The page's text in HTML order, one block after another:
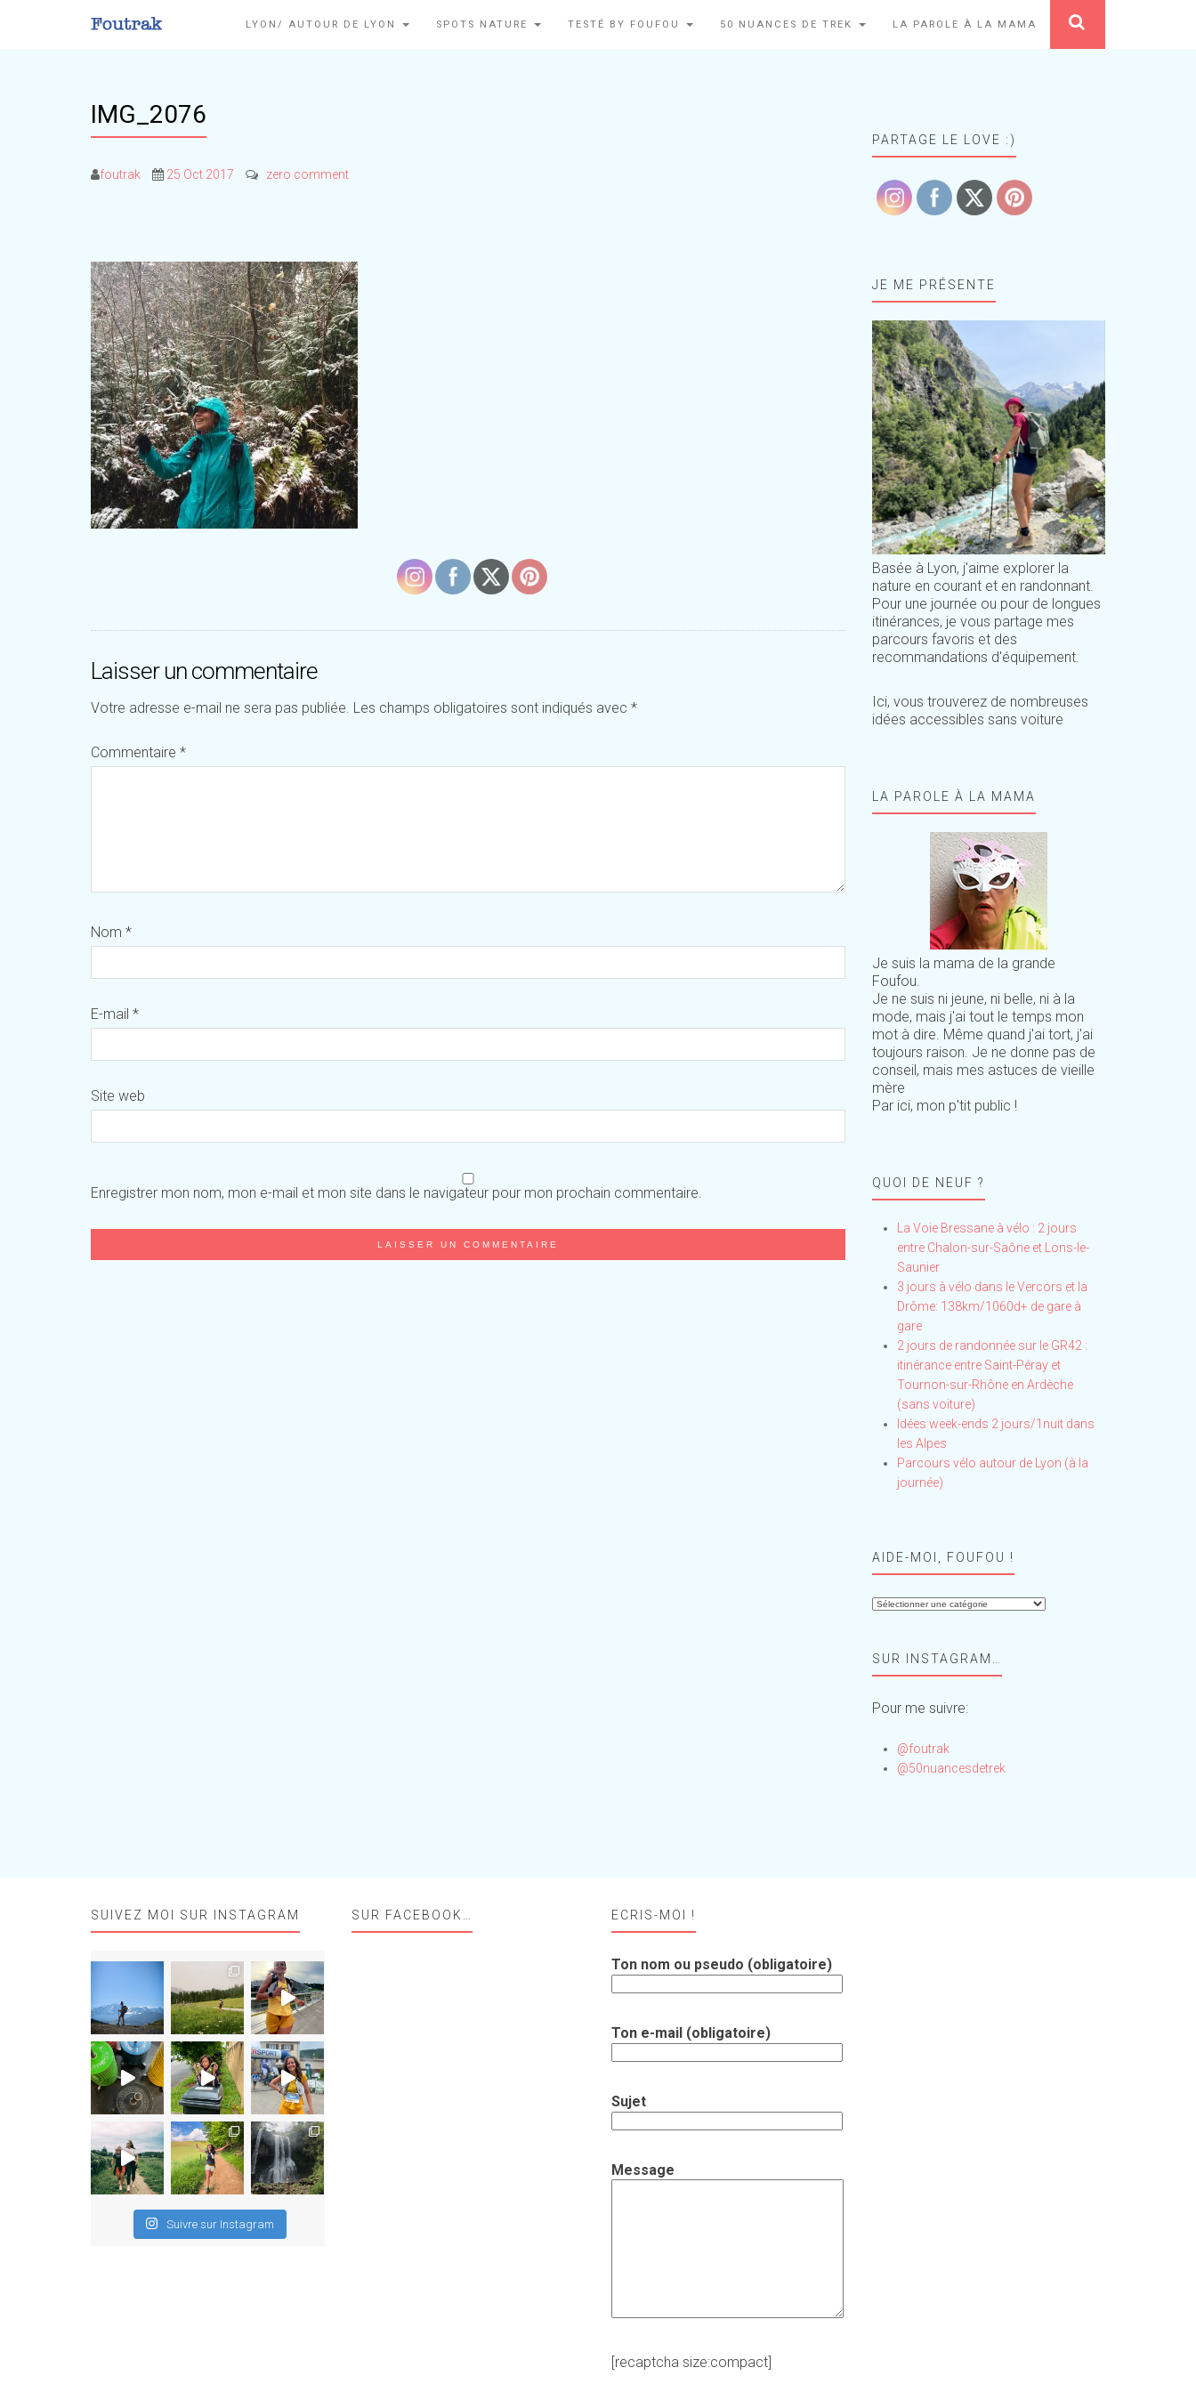
LYON/ AUTOUR DE LYON SPOTS NATURE TESTÉ BY FOUFOU 50 NUANCES DE TREK LA PAROLE À LA MAMA
IMG_2076
foutrak 25 Oct 2017 zero comment
Laisser un commentaire
Votre adresse e-mail ne sera pas publiée. Les champs obligatoires sont indiqués avec *
Commentaire *
Nom *
E-mail *
Site web
Enregistrer mon nom, mon e-mail et mon site dans le navigateur pour mon prochain commentaire.
PARTAGE LE LOVE :)
JE ME PRÉSENTE
Basée à Lyon, j'aime explorer la
nature en courant et en randonnant.
Pour une journée ou pour de longues
itinérances, je vous partage mes
parcours favoris et des
recommandations d'équipement.
Ici, vous trouverez de nombreuses
idées accessibles sans voiture
LA PAROLE À LA MAMA
Je suis la mama de la grande
Foufou.
Je ne suis ni jeune, ni belle, ni à la
mode, mais j'ai tout le temps mon
mot à dire. Même quand j'ai tort, j'ai
toujours raison. Je ne donne pas de
conseil, mais mes astuces de vieille
mère
Par ici, mon p'tit public !
QUOI DE NEUF ?
La Voie Bressane à vélo : 2 jours
entre Chalon-sur-Saône et Lons-le-
Saunier
3 jours à vélo dans le Vercors et la
Drôme: 138km/1060d+ de gare à
gare
2 jours de randonnée sur le GR42 :
itinérance entre Saint-Péray et
Tournon-sur-Rhône en Ardèche
(sans voiture)
Idées week-ends 2 jours/1nuit dans
les Alpes
Parcours vélo autour de Lyon (à la
journée)
AIDE-MOI, FOUFOU !
Aide-
!SUR INSTAGRAM…
Pour me suivre:
@foutrak
@50nuancesdetrek
SUIVEZ MOI SUR INSTAGRAM
Suivre sur Instagram
SUR FACEBOOK… ECRIS-MOI !
Ton nom ou pseudo (obligatoire)
Ton e-mail (obligatoire)
Sujet
Message
[recaptcha size:compact]